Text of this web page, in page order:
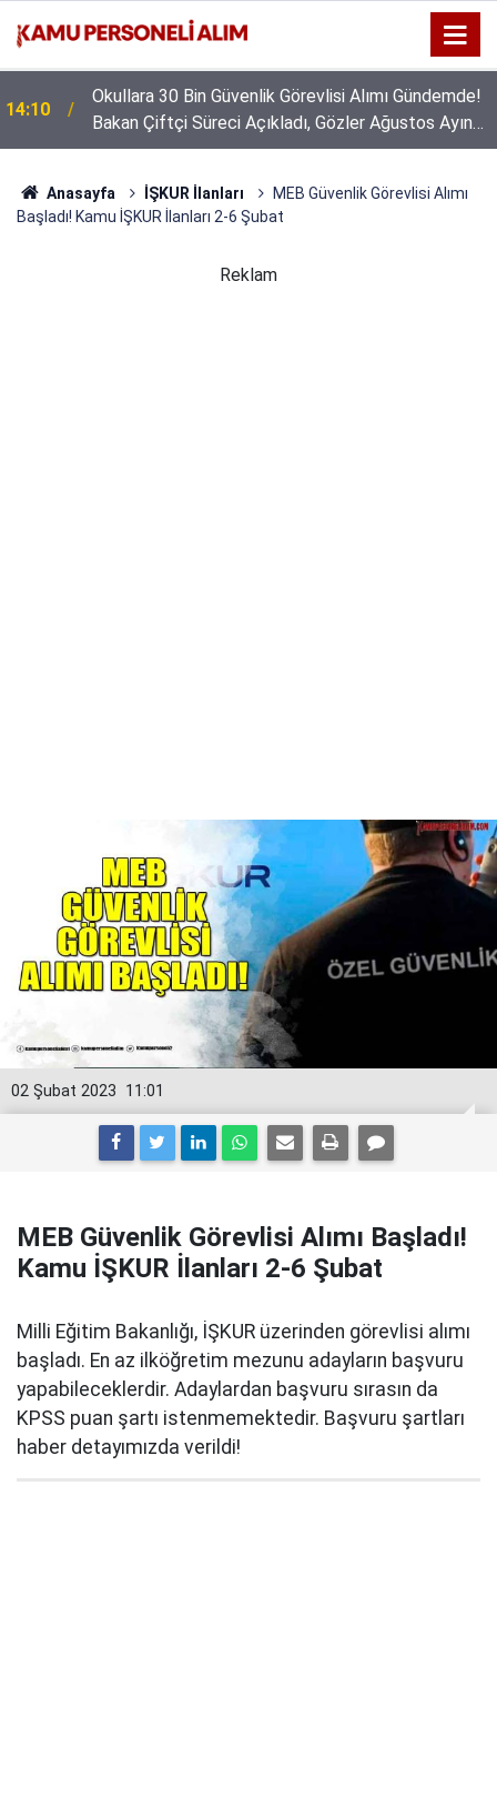
14:10
Okullara 30 Bin Güvenlik Görevlisi Alımı Gündemde!
Bakan Çiftçi Süreci Açıkladı, Gözler Ağustos Ayına
Çevrildi
Anasayfa İŞKUR İlanları
MEB Güvenlik Görevlisi Alımı
Başladı! Kamu İŞKUR İlanları 2-6 Şubat
Reklam
11:01
02 Şubat 2023
MEB Güvenlik Görevlisi Alımı Başladı!
Kamu İŞKUR İlanları 2-6 Şubat
Milli Eğitim Bakanlığı, İŞKUR üzerinden görevlisi alımı
başladı. En az ilköğretim mezunu adayların başvuru
yapabileceklerdir. Adaylardan başvuru sırasın da
KPSS puan şartı istenmemektedir. Başvuru şartları
haber detayımızda verildi!